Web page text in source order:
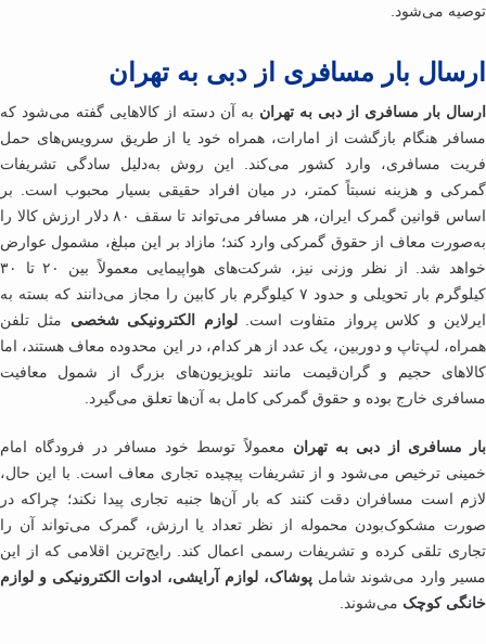
می‌شود.
بار مسافری از دبی به تهران
بار مسافری از دبی به تهران به آن دسته از کالاهایی گفته می‌شود که
هنگام بازگشت از امارات، همراه خود یا از طریق سرویس‌های حمل
مسافری، وارد کشور می‌کند. این روش به‌دلیل سادگی تشریفات
و هزینه نسبتاً کمتر، در میان افراد حقیقی بسیار محبوب است. بر
اساس قوانین گمرک ایران، هر مسافر می‌تواند تا سقف ۸۰ دلار ارزش کالا را
معاف از حقوق گمرکی وارد کند؛ مازاد بر این مبلغ، مشمول عوارض
خواهد شد. از نظر وزنی نیز، شرکت‌های هواپیمایی معمولاً بین ۲۰ تا ۳۰
کیلوگرم بار تحویلی و حدود ۷ کیلوگرم بار کابین را مجاز می‌دانند که بسته به
و کلاس پرواز متفاوت است. لوازم الکترونیکی شخصیمثل تلفن
لپ‌تاپ و دوربین، یک عدد از هر کدام، در این محدوده معاف هستند، اما
حجیم و گران‌قیمت مانند تلویزیون‌های بزرگ از شمول معافیت
خارج بوده و حقوق گمرکی کامل به آن‌ها تعلق می‌گیرد.
مسافری از دبی به تهران معمولاً توسط خود مسافر در فرودگاه امام
ترخیص می‌شود و از تشریفات پیچیده تجاری معاف است. با این حال،
است مسافران دقت کنند که بار آن‌ها جنبه تجاری پیدا نکند؛ چراکه در
مشکوک‌بودن محموله از نظر تعداد یا ارزش، گمرک می‌تواند آن را
تلقی کرده و تشریفات رسمی اعمال کند. رایج‌ترین اقلامی که از این
وارد می‌شوند شامل پوشاک، لوازم آرایشی، ادوات الکترونیکی و لوازم
کوچکمی‌شوند.